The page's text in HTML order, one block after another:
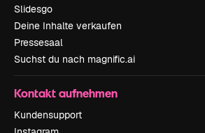
Slidesgo
Deine Inhalte verkaufen
Pressesaal
Suchst du nach magnific.ai
Kontakt aufnehmen
Kundensupport